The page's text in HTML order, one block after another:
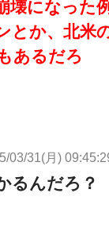
壊になった
とか、北米
あるだろ
03/31(月)
るんだろ？